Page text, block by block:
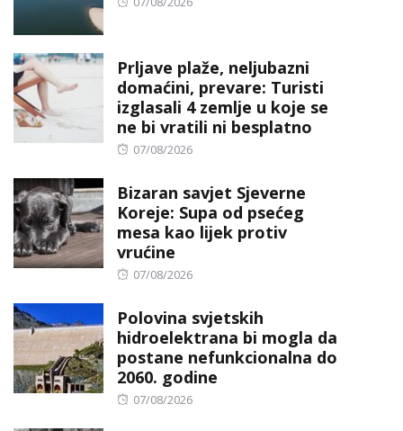
Prljave plaže, neljubazni
domaćini, prevare: Turisti
izglasali 4 zemlje u koje se
ne bi vratili ni besplatno
Posted
07/08/2026
Bizaran savjet Sjeverne
Koreje: Supa od psećeg
mesa kao lijek protiv
vrućine
Posted
07/08/2026
Polovina svjetskih
hidroelektrana bi mogla da
postane nefunkcionalna do
2060. godine
Posted
07/08/2026